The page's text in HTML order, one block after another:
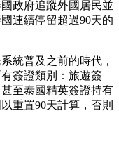
政府追蹤外國居民並
連續停留超過90天的
統普及之前的時代，
簽證類別：旅遊簽
至泰國精英簽證持有
重置90天計算，否則